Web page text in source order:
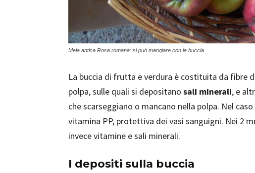
Mela antica Rosa romana: si può mangiare con la buccia.
La buccia di frutta e verdura è costituita da fibre
polpa, sulle quali si depositano sali minerali, e
che scarseggiano o mancano nella polpa. Nel
vitamina PP, protettiva dei vasi sanguigni. Nei 2
invece vitamine e sali minerali.
I depositi sulla buccia